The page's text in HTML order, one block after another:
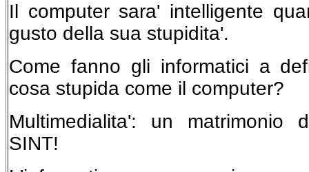
Il computer sara' intelligente
gusto della sua stupidita'.
Come fanno gli informatici a
cosa stupida come il computer?
Multimedialita': un matrimonio
SINT!